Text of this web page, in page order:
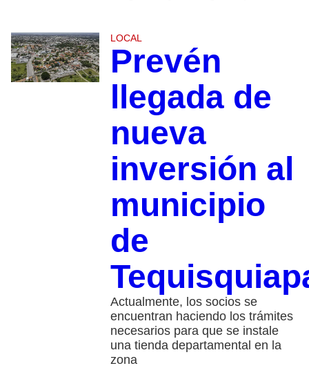
LOCAL
Prevén
llegada de
nueva
inversión al
municipio
de
Actualmente, los socios se
encuentran haciendo los trámites
necesarios para que se instale
una tienda departamental en la
zona